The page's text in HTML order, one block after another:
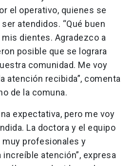
el operativo, quienes se
atendidos. “Qué buen
dientes. Agradezco a
posible que se lograra
comunidad. Me voy
atención recibida”, comenta
de la comuna.
expectativa, pero me voy
La doctora y el equipo
muy profesionales y
increíble atención”, expresa